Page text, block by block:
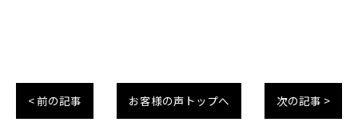
< 前の記事 お客様の声トップへ 次の記事 >